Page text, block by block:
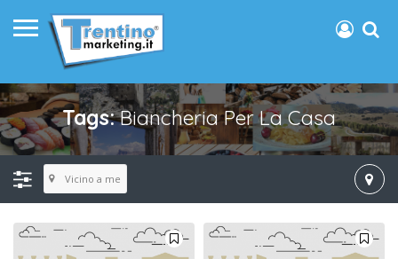
Tags:Biancheria Per La Casa
Vicino a me